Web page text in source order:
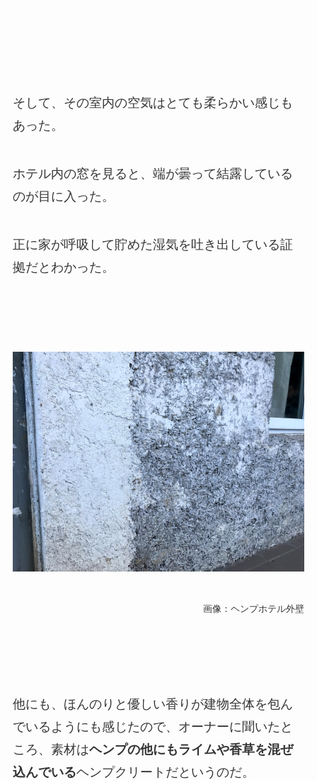
そして、その室内の空気はとても柔らかい感じも
あった。
ホテル内の窓を見ると、端が曇って結露している
のが目に入った。
正に家が呼吸して貯めた湿気を吐き出している証
拠だとわかった。
画像：ヘンプホテル外壁
他にも、ほんのりと優しい香りが建物全体を包ん
でいるようにも感じたので、オーナーに聞いたと
ころ、素材はヘンプの他にもライムや香草を混ぜ
込んでいるヘンプクリートだというのだ。